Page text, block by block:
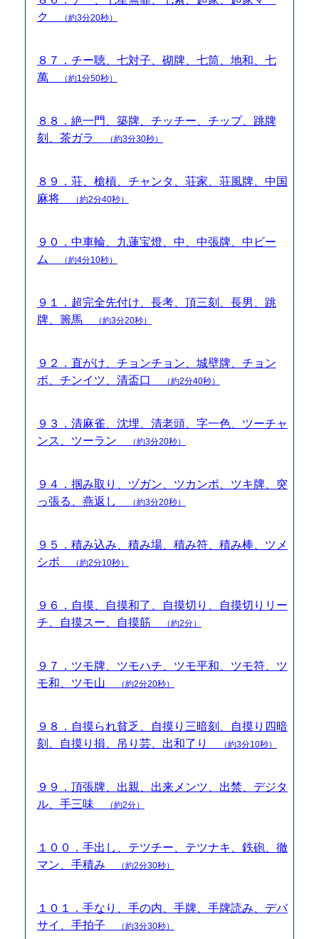
ク
（約3分20秒）
８７．チー聴、七対子、砌牌、七筒、地和、七
萬
（約1分50秒）
８８．絶一門、築牌、チッチー、チップ、跳牌
刻、茶ガラ
（約3分30秒）
８９．荘、槍槓、チャンタ、荘家、荘風牌、中国
麻将
（約2分40秒）
９０．中車輪、九蓮宝燈、中、中張牌、中ビー
ム
（約4分10秒）
９１．超完全先付け、長考、頂三刻、長男、跳
牌、籌馬
（約3分20秒）
９２．直がけ、チョンチョン、城壁牌、チョン
ボ、チンイツ、清盃口
（約2分40秒）
９３．清麻雀、沈埋、清老頭、字一色、ツーチャ
ンス、ツーラン
（約3分20秒）
９４．掴み取り、ヅガン、ツカンポ、ツキ牌、突
っ張る、燕返し
（約3分20秒）
９５．積み込み、積み場、積み符、積み棒、ツメ
シボ
（約2分10秒）
９６．自摸、自摸和了、自摸切り、自摸切りリー
チ、自摸スー、自摸筋
（約2分）
９７．ツモ牌、ツモハチ、ツモ平和、ツモ符、ツ
モ和、ツモ山
（約2分20秒）
９８．自摸られ貧乏、自摸り三暗刻、自摸り四暗
刻、自摸り損、吊り芸、出和了り
（約3分10秒）
９９．頂張牌、出親、出来メンツ、出禁、デジタ
ル、手三味
（約2分）
１００．手出し、テツチー、テツナキ、鉄砲、徹
マン、手積み
（約2分30秒）
１０１．手なり、手の内、手牌、手牌読み、デバ
サイ、手拍子
（約3分30秒）